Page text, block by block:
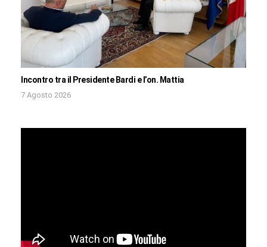
Incontro tra il Presidente Bardi e l’on. Mattia
7 Agosto 2026